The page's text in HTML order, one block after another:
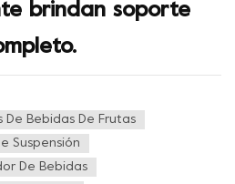
brindan soporte
De Bebidas De Frutas
Suspensión
De Bebidas